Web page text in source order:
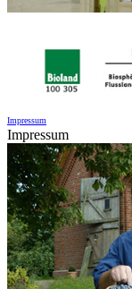
Impressum
Impressum